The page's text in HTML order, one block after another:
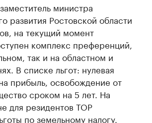
министра
развития Ростовской области
на текущий момент
комплекс преференций,
так и на областном и
В списке льгот: нулевая
прибыль, освобождение от
сроком на 5 лет. На
для резидентов ТОР
по земельному налогу.